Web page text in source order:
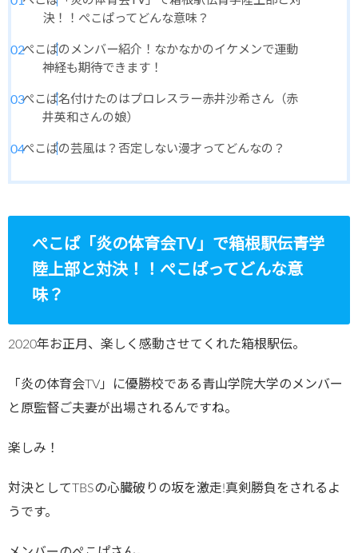
決！！ぺこぱってどんな意味？
ぺこぱのメンバー紹介！なかなかのイケメンで運動
神経も期待できます！
ぺこぱ名付けたのはプロレスラー赤井沙希さん（赤
井英和さんの娘）
ぺこぱの芸風は？否定しない漫才ってどんなの？
ぺこぱ「炎の体育会TV」で箱根駅伝青学
陸上部と対決！！ぺこぱってどんな意
味？
2020年お正月、楽しく感動させてくれた箱根駅伝。
「炎の体育会TV」に優勝校である青山学院大学のメンバー
と原監督ご夫妻が出場されるんですね。
楽しみ！
対決としてTBSの心臓破りの坂を激走!真剣勝負をされるよ
うです。